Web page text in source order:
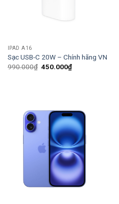
IPAD A16
Sạc USB-C 20W – Chính hãng VN
990.000₫ Giá
450.000₫Giá
hiện